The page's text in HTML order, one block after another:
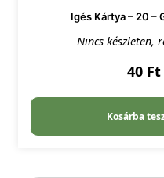
Igés Kártya – 20 –
Nincs készleten,
40 Ft
Kosárba